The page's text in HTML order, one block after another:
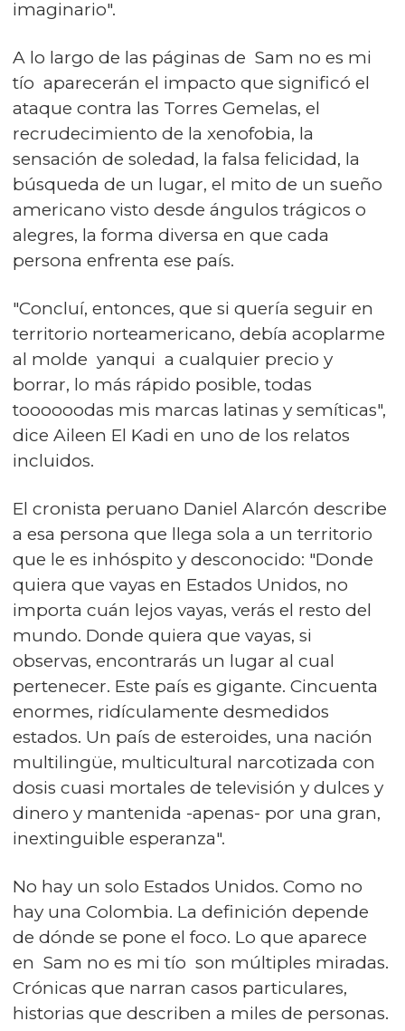
imaginario".
A lo largo de las páginas de Sam no es mi
tío aparecerán el impacto que significó el
ataque contra las Torres Gemelas, el
recrudecimiento de la xenofobia, la
sensación de soledad, la falsa felicidad, la
búsqueda de un lugar, el mito de un sueño
americano visto desde ángulos trágicos o
alegres, la forma diversa en que cada
persona enfrenta ese país.
"Concluí, entonces, que si quería seguir en
territorio norteamericano, debía acoplarme
al molde yanqui a cualquier precio y
borrar, lo más rápido posible, todas
toooooodas mis marcas latinas y semíticas",
dice Aileen El Kadi en uno de los relatos
incluidos.
El cronista peruano Daniel Alarcón describe
a esa persona que llega sola a un territorio
que le es inhóspito y desconocido: "Donde
quiera que vayas en Estados Unidos, no
importa cuán lejos vayas, verás el resto del
mundo. Donde quiera que vayas, si
observas, encontrarás un lugar al cual
pertenecer. Este país es gigante. Cincuenta
enormes, ridículamente desmedidos
estados. Un país de esteroides, una nación
multilingüe, multicultural narcotizada con
dosis cuasi mortales de televisión y dulces y
dinero y mantenida -apenas- por una gran,
inextinguible esperanza".
No hay un solo Estados Unidos. Como no
hay una Colombia. La definición depende
de dónde se pone el foco. Lo que aparece
en Sam no es mi tío son múltiples miradas.
Crónicas que narran casos particulares,
historias que describen a miles de personas.